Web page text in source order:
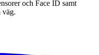
och Face ID samt
väg.